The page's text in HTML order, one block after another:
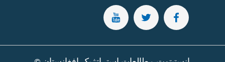
FOLLOW US ON FACEBOOK
FOLLOW US ON TWITTER
SUBSCRIBE TO OUR YOUTUBE CHANNEL